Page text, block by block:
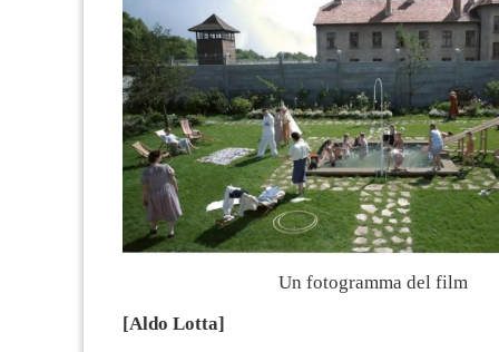
Un fotogramma del film
[Aldo Lotta]